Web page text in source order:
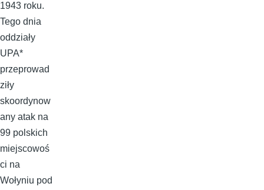
1943 roku.
Tego dnia
oddziały
UPA*
przeprowad
ziły
skoordynow
any atak na
99 polskich
miejscowoś
ci na
Wołyniu pod